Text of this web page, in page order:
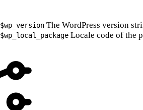
$wp_version The WordPress version
$wp_local_package Locale code of the